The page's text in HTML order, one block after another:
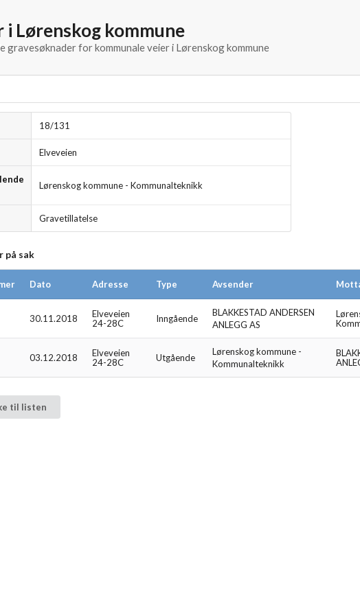
i Lørenskog kommune
gravesøknader for kommunale veier i Lørenskog kommune
18/131
Elveveien
Lørenskog kommune - Kommunalteknikk
Gravetillatelse
på sak
Dato Adresse Type Avsender
30.11.2018
Elveveien
24-28C
Inngående
BLAKKESTAD ANDERSEN
ANLEGG AS
03.12.2018
Elveveien
24-28C
Utgående
Lørenskog kommune -
Kommunalteknikk
til listen